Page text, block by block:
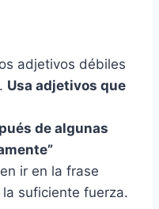
adjetivos débiles
Usa adjetivos que
de algunas
ir en la frase
suficiente fuerza.